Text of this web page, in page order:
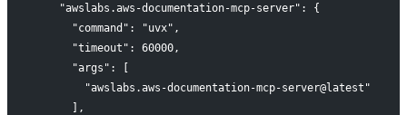
   "awslabs.aws-documentation-mcp-server": {
     "command": "uvx",
     "timeout": 60000,
     "args": [
       "awslabs.aws-documentation-mcp-server@latest"
     ],